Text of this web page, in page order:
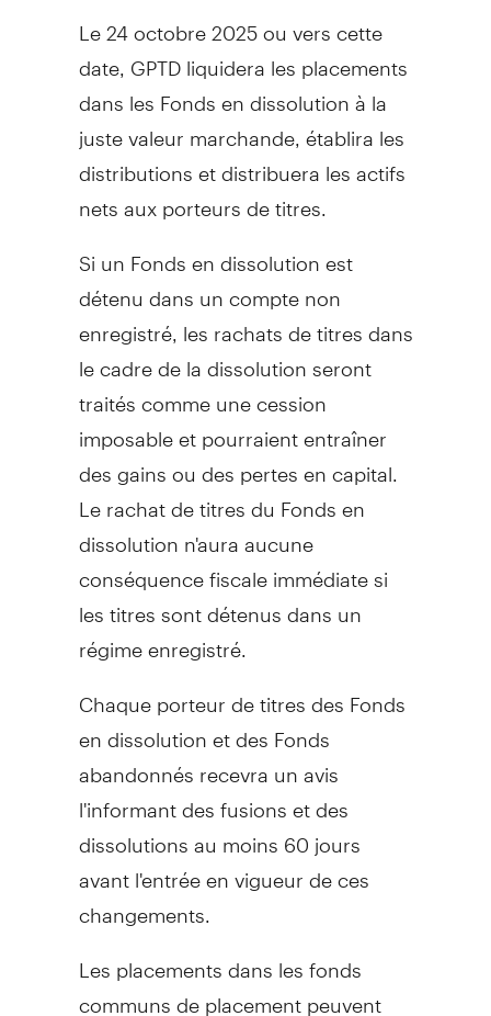
Le 24 octobre 2025 ou vers cette
date, GPTD liquidera les placements
dans les Fonds en dissolution à la
juste valeur marchande, établira les
distributions et distribuera les actifs
nets aux porteurs de titres.
Si un Fonds en dissolution est
détenu dans un compte non
enregistré, les rachats de titres dans
le cadre de la dissolution seront
traités comme une cession
imposable et pourraient entraîner
des gains ou des pertes en capital.
Le rachat de titres du Fonds en
dissolution n'aura aucune
conséquence fiscale immédiate si
les titres sont détenus dans un
régime enregistré.
Chaque porteur de titres des Fonds
en dissolution et des Fonds
abandonnés recevra un avis
l'informant des fusions et des
dissolutions au moins 60 jours
avant l'entrée en vigueur de ces
changements.
Les placements dans les fonds
communs de placement peuvent